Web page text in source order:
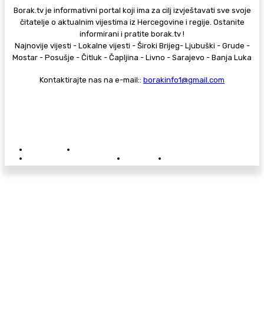
Borak.tv je informativni portal koji ima za cilj izvještavati sve svoje
čitatelje o aktualnim vijestima iz Hercegovine i regije. Ostanite
informirani i pratite borak.tv !
Najnovije vijesti - Lokalne vijesti - Široki Brijeg- Ljubuški - Grude -
Mostar - Posušje - Čitluk - Čapljina - Livno - Sarajevo - Banja Luka
Kontaktirajte nas na e-mail:: borakinfo1@gmail.com